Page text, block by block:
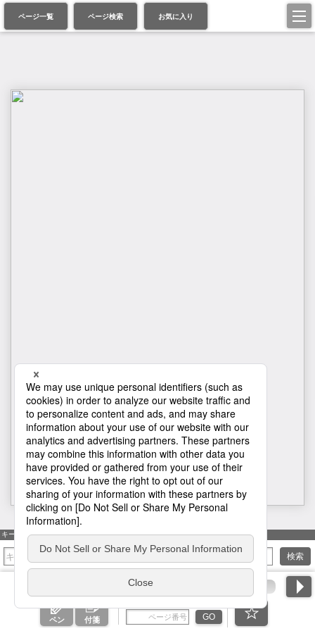
ページ一覧 ページ検索 お気に入り
1
キーワード検索
検索
ペン 付箋 GO